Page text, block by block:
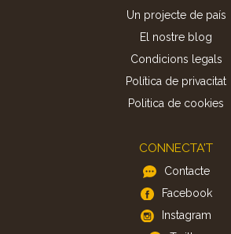
Un projecte de país
El nostre blog
Condicions legals
Política de privacitat
Politica de cookies
CONNECTA'T
Contacte
Facebook
Instagram